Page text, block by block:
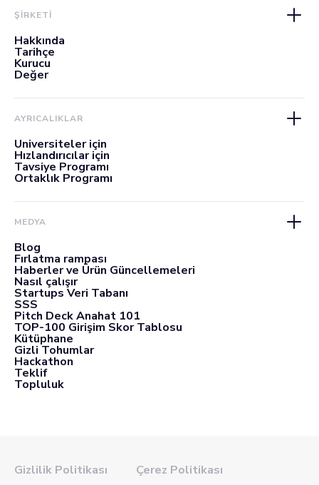
ŞİRKETİ
Hakkında
Tarihçe
Kurucu
Değer
AYRICALIKLAR
Üniversiteler için
Hızlandırıcılar için
Tavsiye Programı
Ortaklık Programı
MEDYA
Blog
Fırlatma rampası
Haberler ve Ürün Güncellemeleri
Nasıl çalışır
Startups Veri Tabanı
SSS
Pitch Deck Anahat 101
TOP-100 Girişim Skor Tablosu
Kütüphane
Gizli Tohumlar
Hackathon
Teklif
Topluluk
Gizlilik Politikası Çerez Politikası